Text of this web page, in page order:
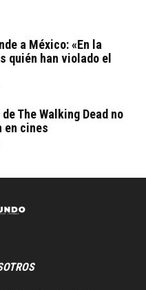
a México: «En la
quién han violado el
The Walking Dead no
en cines